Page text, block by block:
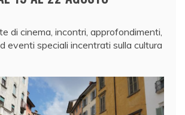
di cinema, incontri, approfondimenti,
eventi speciali incentrati sulla cultura